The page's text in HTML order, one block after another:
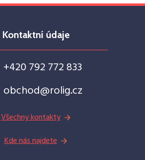
Kontaktní údaje
+420 792 772 833
obchod@rolig.cz
Všechny kontakty
Kde nás najdete